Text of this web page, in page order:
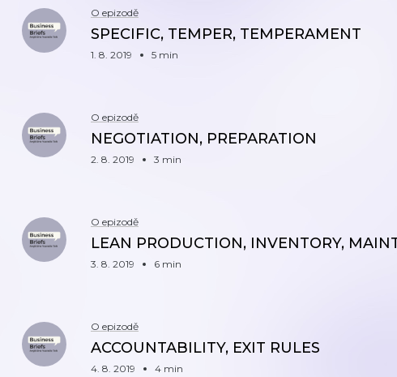
O epizodě
SPECIFIC, TEMPER, TEMPERAMENT
1. 8. 2019 5 min
O epizodě
NEGOTIATION, PREPARATION
2. 8. 2019 3 min
O epizodě
LEAN PRODUCTION, INVENTORY,
3. 8. 2019 6 min
O epizodě
ACCOUNTABILITY, EXIT RULES
4. 8. 2019 4 min